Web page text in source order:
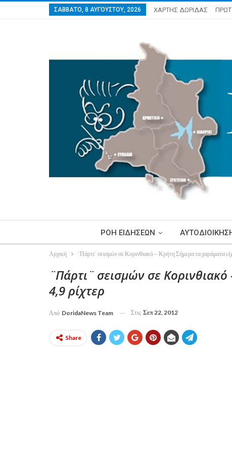
ΣΆΒΒΑΤΟ, 8 ΑΥΓΟΎΣΤΟΥ, 2026 ΧΑΡΤΗΣ ΔΩΡΙΔΑΣ
ΡΟΗ ΕΙΔΗΣΕΩΝ
Αρχική ¨Πάρτι¨ σεισμών σε Κορινθιακό – Κρήτη Σήμερα τα χαράματα
¨Πάρτι¨ σεισμών σε
4,9 ρίχτερ
Από DoridaNews Team Στις Σεπ 22, 2012
Share